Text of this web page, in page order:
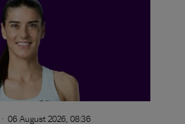
06 August 2026, 08:36